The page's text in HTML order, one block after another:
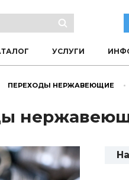
УСЛУГИ
ПЕРЕХОДЫ НЕРЖАВЕЮЩИЕ